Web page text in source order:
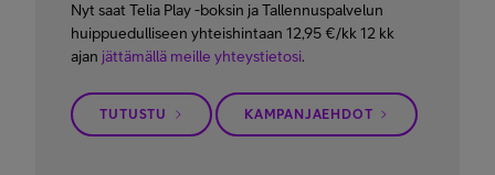
Nyt saat Telia Play -boksin ja Tallennuspalvelun
huippuedulliseen yhteishintaan 12,95 €/kk 12 kk
ajan jättämällä meille yhteystietosi.
TUTUSTU KAMPANJAEHDOT